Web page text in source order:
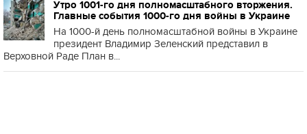
Утро 1001-го дня полномасштабного вторжения.
Главные события 1000-го дня войны в Украине
На 1000-й день полномасштабной войны в Украине
президент Владимир Зеленский представил в
Верховной Раде План в...